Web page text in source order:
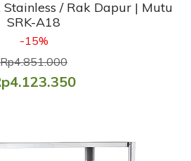
/ Rak Dapur | Mutu
SRK-A18
-15%
Rp4.851.000